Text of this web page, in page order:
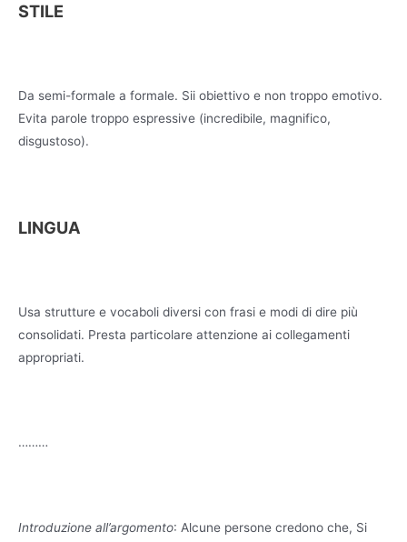
STILE
Da semi-formale a formale. Sii obiettivo e non troppo emotivo.
Evita parole troppo espressive (incredibile, magnifico,
disgustoso).
LINGUA
Usa strutture e vocaboli diversi con frasi e modi di dire più
consolidati. Presta particolare attenzione ai collegamenti
appropriati.
………
Introduzione all’argomento: Alcune persone credono che, Si